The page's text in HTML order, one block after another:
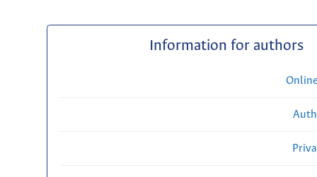
Information for authors